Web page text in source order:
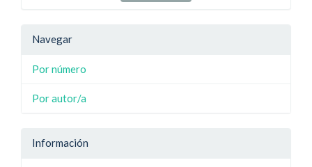
Navegar
Por número
Por autor/a
Información